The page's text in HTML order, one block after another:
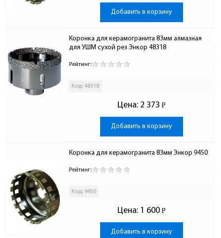
Добавить в корзину
Коронка для керамогранита 83мм алмазная
для УШМ сухой рез Энкор 48318
Рейтинг:
Код: 48318
Цена: 2 373 Р
-
Добавить в корзину
Коронка для керамогранита 83мм Энкор 9450
Рейтинг:
Код: 9450
Цена: 1 600 Р
-
Добавить в корзину